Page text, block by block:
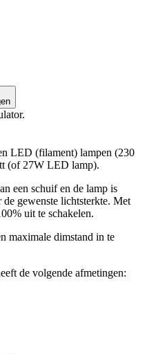
LED (filament) lampen (230
(of 27W LED lamp).
een schuif en de lamp is
gewenste lichtsterkte. Met
uit te schakelen.
maximale dimstand in te
de volgende afmetingen: